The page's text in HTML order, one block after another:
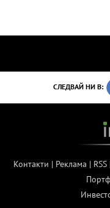
СЛЕДВАЙ НИ В:
Контакти | Реклама | RSS